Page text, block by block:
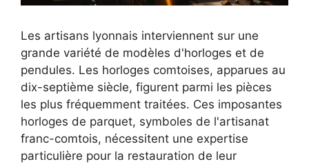
Les artisans lyonnais interviennent sur une
grande variété de modèles d'horloges et de
pendules. Les horloges comtoises, apparues au
dix-septième siècle, figurent parmi les pièces
les plus fréquemment traitées. Ces imposantes
horloges de parquet, symboles de l'artisanat
franc-comtois, nécessitent une expertise
particulière pour la restauration de leur